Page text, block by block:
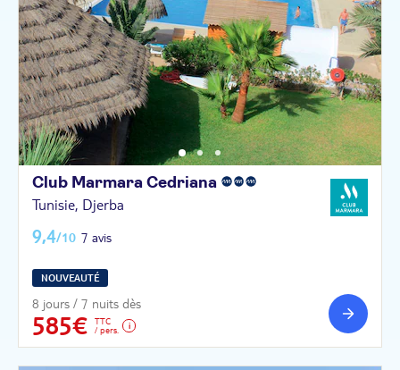
Club Marmara Cedriana
Tunisie, Djerba
9,4/10 7 avis
NOUVEAUTÉ
8 jours / 7 nuits dès
585€
TTC
/ pers.